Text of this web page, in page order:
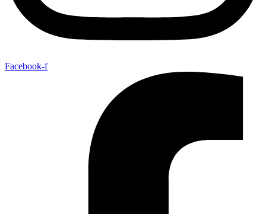
Facebook-f